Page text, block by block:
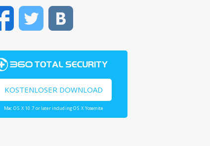
FacebookTwitter
KOSTENLOSER DOWNLOAD
Mac OS X 10.7 or later including OS X Yosemite